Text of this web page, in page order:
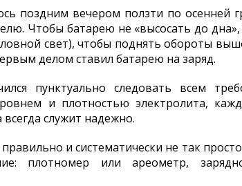
поздним вечером ползти по осенней
Чтобы батарею не «высосать до
свет), чтобы поднять обороты
делом ставил батарею на заряд.
пунктуально следовать всем
и плотностью электролита,
служит надежно.
и систематически не так
плотномер или ареометр,